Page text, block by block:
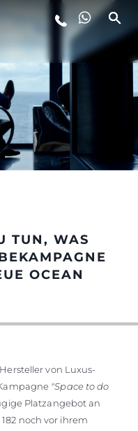
TUN, WAS
OCEAN
von Luxus-
"Space to do
Platzangebot an
noch vor ihrem